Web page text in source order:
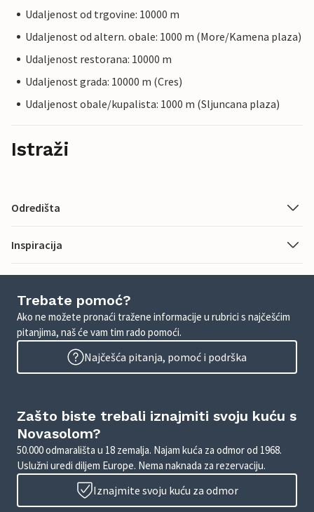
Udaljenost od trgovine: 10000 m
Udaljenost od altern. obale: 1000 m (More/Kamena plaza)
Udaljenost restorana: 10000 m
Udaljenost grada: 10000 m (Cres)
Udaljenost obale/kupalista: 1000 m (Sljuncana plaza)
Istraži
Odredišta
Inspiracija
Trebate pomoć?
Ako ne možete pronaći tražene informacije u rubrici s najčešćim
pitanjima, naš će vam tim rado pomoći.
Najčešća pitanja, pomoć i podrška
Zašto biste trebali iznajmiti svoju kuću s
Novasolom?
50.000 odmarališta u 18 zemalja. Najam kuća za odmor od 1968.
Uslužni uredi diljem Europe. Nema naknada za rezervaciju.
Iznajmite svoju kuću za odmor